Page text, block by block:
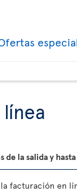
de la salida y
facturación en